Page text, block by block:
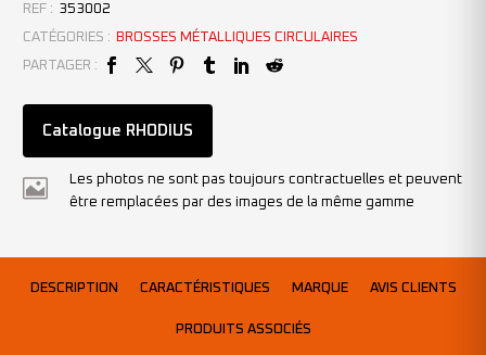
REF : 353002
CATÉGORIES :
BROSSES MÉTALLIQUES CIRCULAIRES
PARTAGER :
Catalogue RHODIUS
Les photos ne sont pas toujours contractuelles et peuvent
être remplacées par des images de la même gamme
DESCRIPTION CARACTÉRISTIQUES MARQUE AVIS CLIENTS
PRODUITS ASSOCIÉS